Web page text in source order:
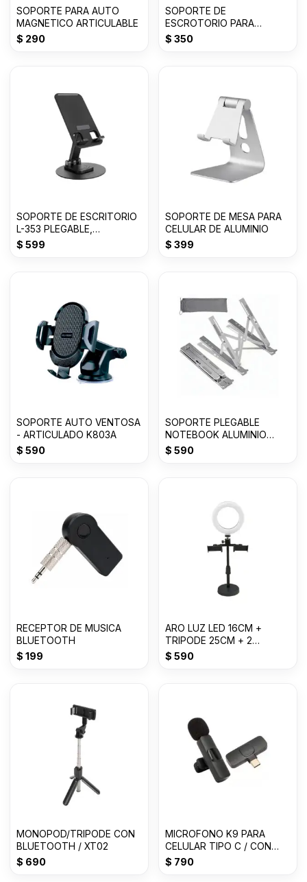
SOPORTE PARA AUTO
MAGNETICO ARTICULABLE
$ 290
SOPORTE DE
ESCROTORIO PARA
CELULAR DESKTOP STAND
$ 350
SOPORTE DE ESCRITORIO
L-353 PLEGABLE,
GIRATORIO
$ 599
SOPORTE DE MESA PARA
CELULAR DE ALUMINIO
$ 399
SOPORTE AUTO VENTOSA
- ARTICULADO K803A
$ 590
SOPORTE PLEGABLE
NOTEBOOK ALUMINIO
HASTA 18 PULGADAS
$ 590
RECEPTOR DE MUSICA
BLUETOOTH
$ 199
ARO LUZ LED 16CM +
TRIPODE 25CM + 2
SOPORTES
$ 590
MONOPOD/TRIPODE CON
BLUETOOTH / XT02
$ 690
MICROFONO K9 PARA
CELULAR TIPO C / CON
FILTRO
$ 790